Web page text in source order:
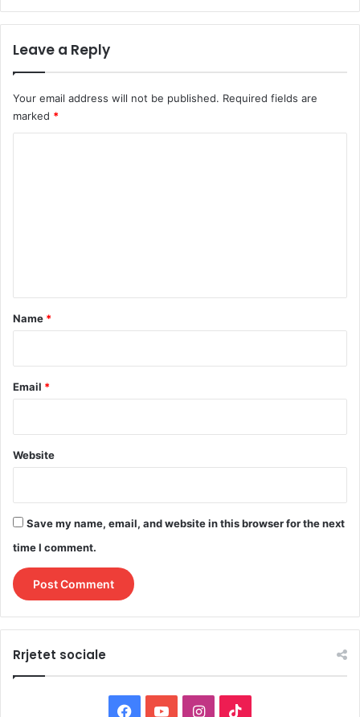
Leave a Reply
Your email address will not be published. Required fields are
marked *
*
Name *
Email *
Website
Save my name, email, and website in this browser for the next
time I comment.
Rrjetet sociale
I